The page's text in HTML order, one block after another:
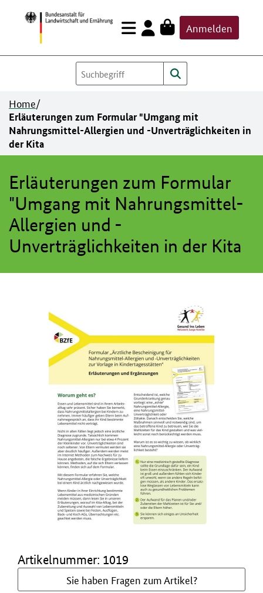
Zum
Inhalt
springen
Anmelden
Home/
Erläuterungen zum Formular "Umgang mit
Nahrungsmittel-Allergien und -Unverträglichkeiten in
der Kita
Erläuterungen zum Formular
"Umgang mit Nahrungsmittel-
Allergien und -
Unverträglichkeiten in der Kita
Artikelnummer: 1019
Sie haben Fragen zum Artikel?